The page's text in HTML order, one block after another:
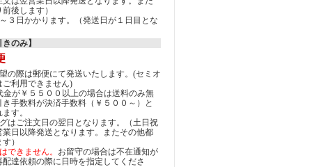
後します）
３日かかります。（発送日が１日目とな
のみ】
の際は郵便にて発送いたします。(セミオ
ご利用できません)
金が￥５５００以上の場合は送料のみ無
手数料が決済手数料（￥５００～）と
す。
はご注文日の翌日となります。（土日祝
業日以降発送となります。またその他都
）
できません。 お留守の場合は不在通知が
配達依頼の際に日時を指定してくださ